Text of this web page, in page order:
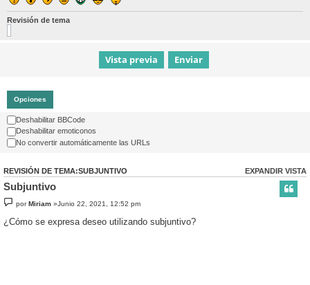
Revisión de tema
Opciones
Deshabilitar BBCode
Deshabilitar emoticonos
No convertir automáticamente las URLs
EXPANDIR VISTA
REVISIÓN DE TEMA:SUBJUNTIVO
Subjuntivo
porMiriam »Junio 22, 2021, 12:52 pm
¿Cómo se expresa deseo utilizando subjuntivo?